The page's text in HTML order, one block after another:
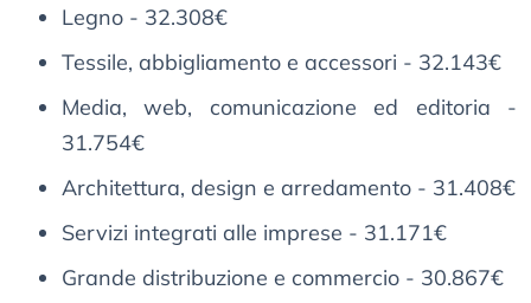
Legno - 32.308€
Tessile, abbigliamento e accessori - 32.143€
Media, web, comunicazione ed editoria -
31.754€
Architettura, design e arredamento - 31.408€
Servizi integrati alle imprese - 31.171€
Grande distribuzione e commercio - 30.867€